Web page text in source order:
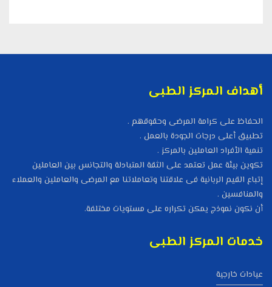
أهداف المركز الطبى
الحفاظ على كرامة المرضى وحقوقهم .
تطبيق أعلى درجات الجودة بالعمل .
تنمية الأفراد العاملين بالمركز .
تكوين بيئة عمل تعتمد على الثقة المتبادلة والتجانس بين العاملين
إتباع القيم الربانية فى علاقتنا وتعاملاتنا مع المرضى والعاملين والعملاء
والمنافسين .
أن نكون نموذج يمكن تكراره على مستويات مختلفة.
خدمات المركز الطبى
عيادات خارجية